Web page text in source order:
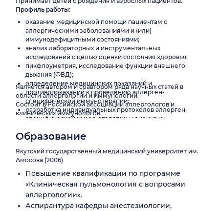
Профиль работы:
оказание медицинской помощи пациентам с
аллергическими заболеваниями и (или)
иммунодефицитными состояниями;
анализ лабораторных и инструментальных
исследований с целью оценки состояния здоровья;
пикфлоуметрия, исследование функции внешнего
дыхания (ФВД);
определение медицинских показаний и
противопоказаний к проведению аллерген-
специфической иммунотерапии;
разработка индивидуальных протоколов аллерген-
специфической иммунотерапии и оценка их
Является автором и соавтором ряда научных статей в
области аллергологии и иммунологии.
Состоит в Российской ассоциации аллергологов и
клинических иммунологов.
Образование
Якутский государственный медицинский университет им.
Амосова (2006)
Повышение квалификации по программе
«Клиническая пульмонология с вопросами
аллергологии».
Аспирантура кафедры анестезиологии,